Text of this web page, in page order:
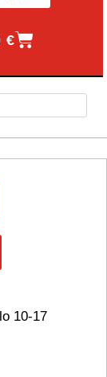
€
10-17